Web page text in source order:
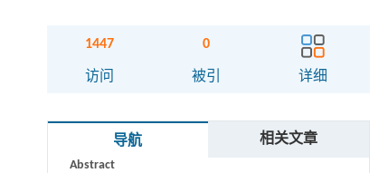
1447
访问
0
被引 详细
导航 相关文章
Abstract